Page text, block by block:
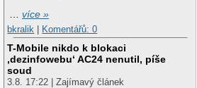
…více »
bkralik
Komentářů: 0
T-Mobile nikdo k blokaci
‚dezinfowebu‘ AC24 nenutil, píše
soud
3.8. 17:22 | Zajímavý článek